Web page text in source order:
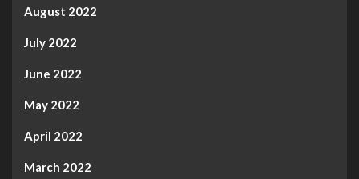
August 2022
July 2022
June 2022
May 2022
April 2022
March 2022